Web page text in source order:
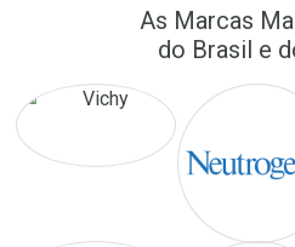
Por Menos
As Marcas
do Brasil e